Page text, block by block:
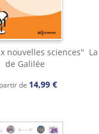
nouvelles sciences"
de Galilée
de 14,99 €